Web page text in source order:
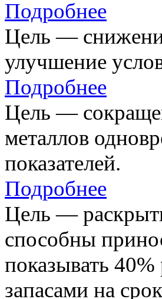
Подробнее
Цель —
улучшение
Подробнее
Цель —
металлов
показателей.
Подробнее
Цель —
способны
показывать
запасами на